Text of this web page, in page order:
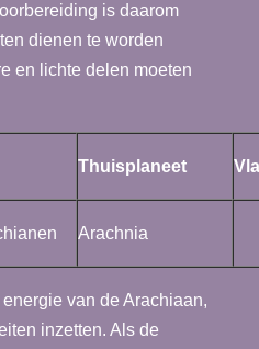
is daarom
dienen te worden
en lichte delen moeten
Thuisplaneet
Arachnia
van de Arachiaan,
inzetten. Als de